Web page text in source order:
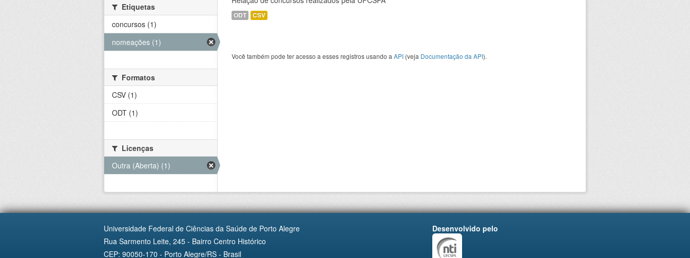
ODT CSV
Você também pode ter acesso a esses registros usando a API (veja Documentação da API).
Etiquetas
concursos (1)
nomeações (1)
Formatos
CSV (1)
ODT (1)
Licenças
Outra (Aberta) (1)
Universidade Federal de Ciências da Saúde de Porto Alegre
Rua Sarmento Leite, 245 - Bairro Centro Histórico
CEP: 90050-170 - Porto Alegre/RS - Brasil
Desenvolvido pelo